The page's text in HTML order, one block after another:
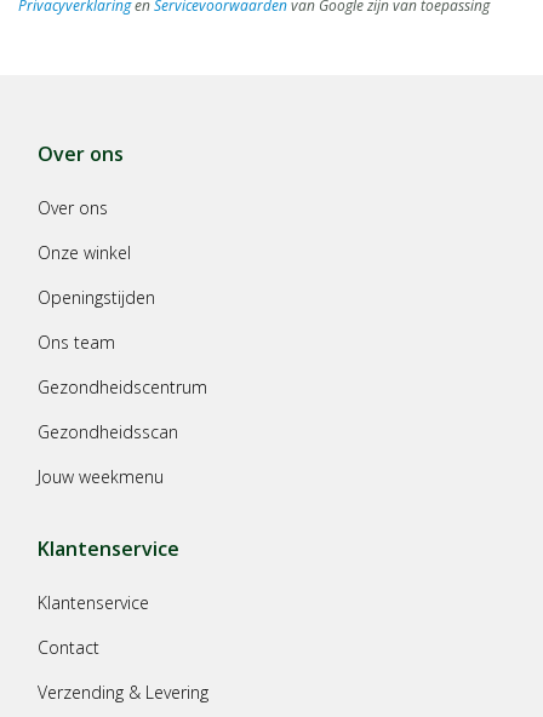
PrivacyverklaringenServicevoorwaardenvan Google zijn van toepassing
Over ons
Over ons
Onze winkel
Openingstijden
Ons team
Gezondheidscentrum
Gezondheidsscan
Jouw weekmenu
Klantenservice
Klantenservice
Contact
Verzending & Levering